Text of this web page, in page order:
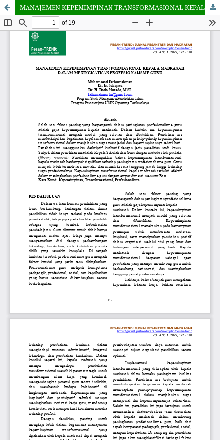
MANAJEMEN KEPEMIMPINAN TRANSFORMASIONAL KEPALA MADRASAH DALAM MENINGKATKAN PROFESIONALISME GURU